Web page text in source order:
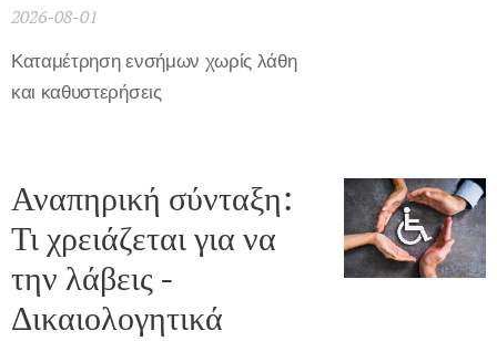
2026-08-01
Καταμέτρηση ενσήμων χωρίς λάθη
και καθυστερήσεις
Αναπηρική σύνταξη:
Τι χρειάζεται για να
την λάβεις -
Δικαιολογητικά